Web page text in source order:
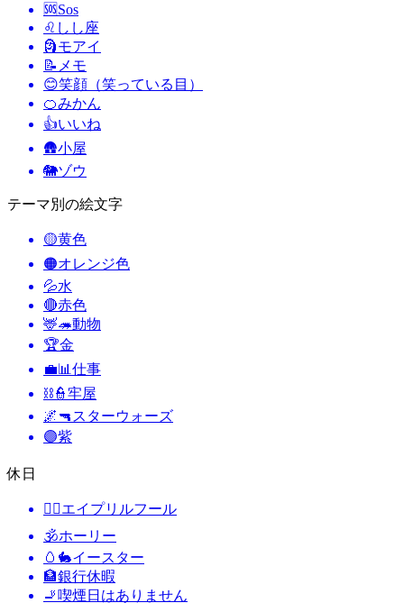
🆘Sos
♌ しし座
🗿モアイ
📝 メモ
😊笑顔（笑っている目）
🍊みかん
👍いいね
🛖小屋
🐘ゾウ
テーマ別の絵文字
🟡黄色
🟠オレンジ色
💦水
🔴赤色
🦌🦔動物
🏆金
💼📊 仕事
⛓️👮牢屋
🌌🔫 スターウォーズ
🟣紫
休日
🙆‍♂️エイプリルフール
🕉ホーリー
🥚🐇イースター
🏦銀行休暇
🚬 喫煙日はありません